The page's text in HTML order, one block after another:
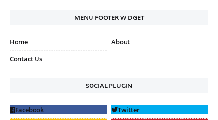
MENU FOOTER WIDGET
Home
About
Contact Us
SOCIAL PLUGIN